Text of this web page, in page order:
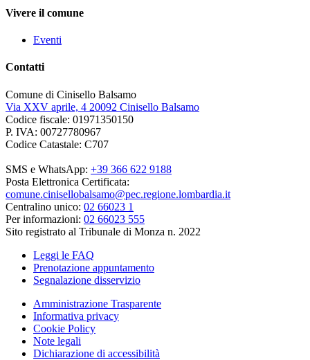
Vivere il comune
Eventi
Contatti
Comune di Cinisello Balsamo
Via XXV aprile, 4 20092 Cinisello Balsamo
Codice fiscale: 01971350150
P. IVA: 00727780967
Codice Catastale: C707
SMS e WhatsApp: +39 366 622 9188
Posta Elettronica Certificata:
comune.cinisellobalsamo@pec.regione.lombardia.it
Centralino unico: 02 66023 1
Per informazioni: 02 66023 555
Sito registrato al Tribunale di Monza n. 2022
Leggi le FAQ
Prenotazione appuntamento
Segnalazione disservizio
Amministrazione Trasparente
Informativa privacy
Cookie Policy
Note legali
Dichiarazione di accessibilità